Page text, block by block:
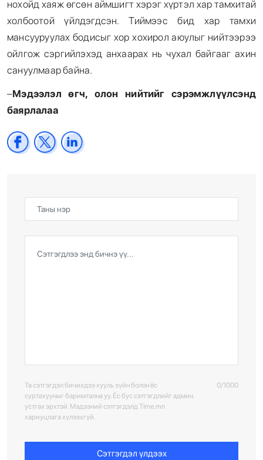
нохойд хаяж өгсөн аймшигт хэрэг хүртэл хар тамхитай
холбоотой үйлдэгдсэн. Тиймээс бид хар тамхи
мансууруулах бодисыг хор хохирол аюулыг нийтээрээ
ойлгож сэргийлэхэд анхаарах нь чухал байгааг ахин
сануулмаар байна.
–Мэдээлэл өгч, олон нийтийг сэрэмжлүүлсэнд
баярлалаа
Та сэтгэгдэл бичихдээ хууль зүйн болон ёс
суртахууныг баримтална уу. Ёс бус сэтгэгдлийг админ
устгах эрхтэй. Мэдээний сэтгэгдэлд Time.mn
хариуцлага хүлээхгүй.
0/1000
Сэтгэгдэл үлдээх